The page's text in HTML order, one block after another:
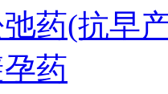
药(抗早
药